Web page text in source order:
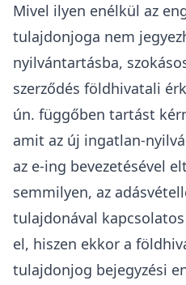
Mivel ilyen enélkül az
tulajdonjoga nem
nyilvántartásba,
szerződés földhivatali
ún. függőben tartást
amit az új ingatlan-
az e-ing bevezetésével
semmilyen, az
tulajdonával
el, hiszen ekkor a
tulajdonjog bejegyzési